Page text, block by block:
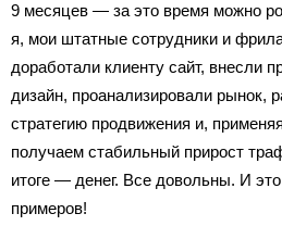
9 месяцев — за это время можно
я, мои штатные сотрудники и
доработали клиенту сайт, внесли
дизайн, проанализировали рынок,
стратегию продвижения и,
получаем стабильный прирост
итоге — денег. Все довольны. И
примеров!